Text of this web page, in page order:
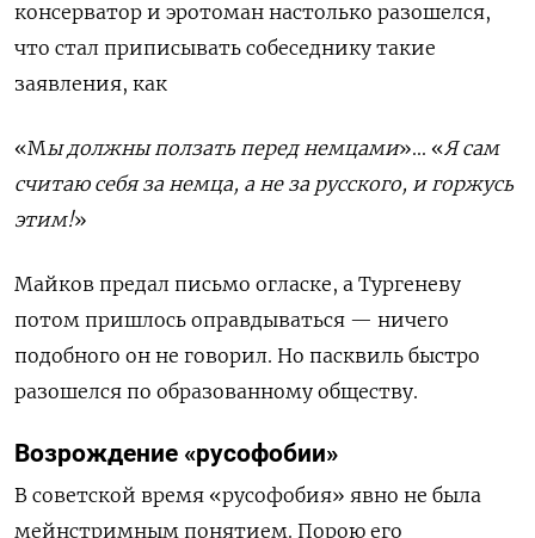
консерватор и эротоман настолько разошелся,
что стал приписывать собеседнику такие
заявления, как
«Мы должны ползать перед немцами»... «Я сам
считаю себя за немца, а не за русского, и горжусь
этим!»
Майков предал письмо огласке, а Тургеневу
потом пришлось оправдываться — ничего
подобного он не говорил. Но пасквиль быстро
разошелся по образованному обществу.
Возрождение «русофобии»
В советской время «русофобия» явно не была
мейнстримным понятием. Порою его